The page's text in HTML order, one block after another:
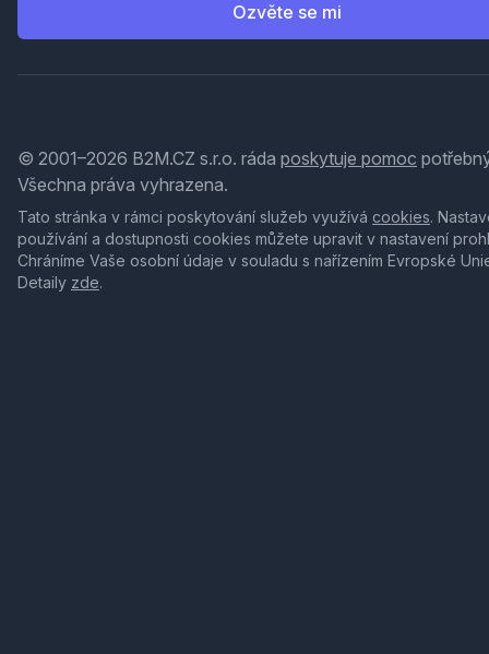
Ozvěte se mi
© 2001–2026 B2M.CZ s.r.o. ráda poskytuje pomoc
Všechna práva vyhrazena.
Tato stránka v rámci poskytování služeb využívá cookies.
používání a dostupnosti cookies můžete upravit v nastavení
Chráníme Vaše osobní údaje v souladu s nařízením Evropské
Detaily zde.